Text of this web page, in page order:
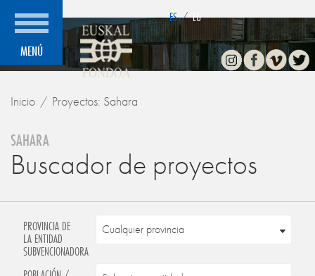
MENÚ
ES / EU
InstagramFacebook
Vimeo
Inicio Proyectos: Sahara
SAHARA
Buscador de proyectos
PROVINCIA DE
LA ENTIDAD
SUBVENCIONADORA